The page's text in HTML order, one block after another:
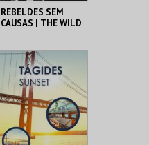
REBELDES SEM
CAUSAS | THE WILD
CINEMATECA
MAIS INFO
COMPRAR